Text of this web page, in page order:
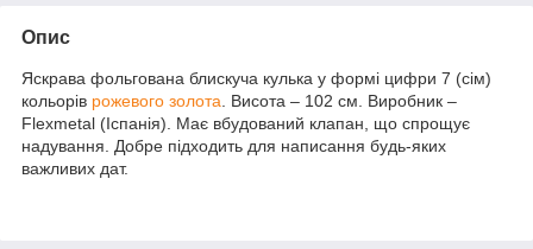
Опис
Яскрава фольгована блискуча кулька у формі цифри 7 (сім)
кольорів рожевого золота . Висота – 102 см. Виробник –
Flexmetal (Іспанія). Має вбудований клапан, що спрощує
надування. Добре підходить для написання будь-яких
важливих дат.